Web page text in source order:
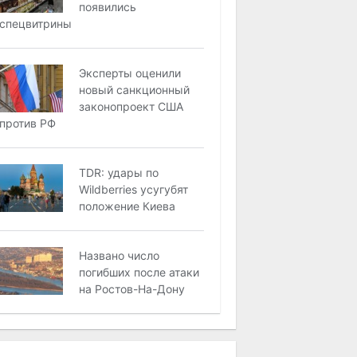
появились
спецвитрины
Эксперты оценили
новый санкционный
законопроект США
против РФ
TDR: удары по
Wildberries усугубят
положение Киева
Названо число
погибших после атаки
на Ростов-На-Дону